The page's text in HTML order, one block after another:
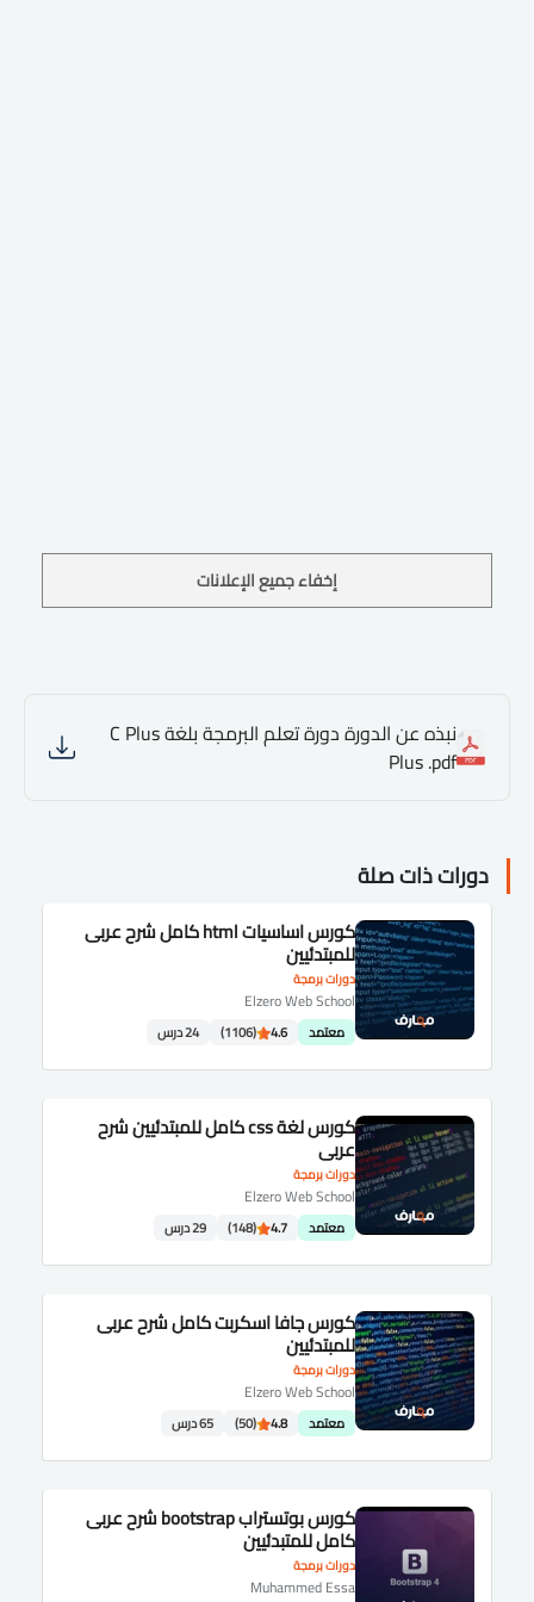
إخفاء جميع الإعلانات
نبذه عن الدورة دورة تعلم البرمجة بلغة C Plus
Plus .pdf
دورات ذات صلة
دورات برمجة
كورس اساسيات html كامل شرح عربى
للمبتدئيين
Elzero Web School
معتمد 4.6
(1106) 24 درس
دورات برمجة
كورس لغة css كامل للمبتدئيين شرح
عربى
Elzero Web School
معتمد 4.7
(148) 29 درس
دورات برمجة
كورس جافا اسكربت كامل شرح عربى
للمبتدئيين
Elzero Web School
معتمد 4.8
(50) 65 درس
دورات برمجة
كورس بوتستراب bootstrap شرح عربى
كامل للمتبدئيين
Muhammed Essa